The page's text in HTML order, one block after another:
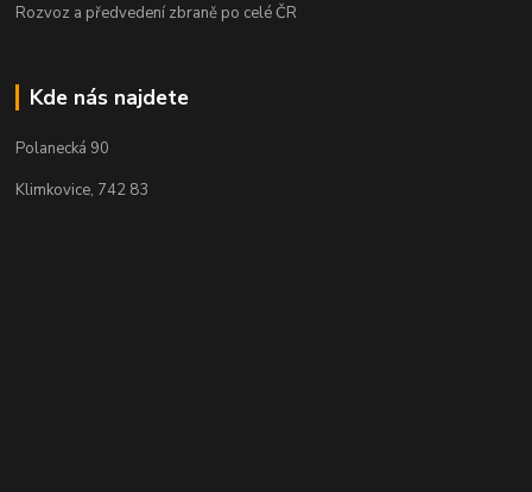
Rozvoz a předvedení zbraně po celé ČR
Kde nás najdete
Polanecká 90
Klimkovice, 742 83